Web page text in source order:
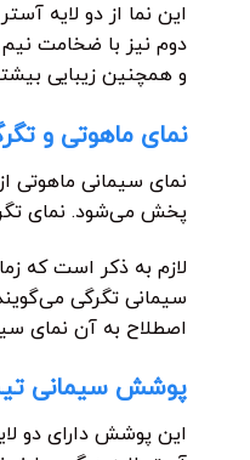
این نما از دو لایه
دوم نیز با ضخامت
و همچنین زیبایی
نمای ماهوتی و
نمای سیمانی
پخش می‌شود. نمای
لازم به ذکر است که
سیمانی تگرگی
اصطلاح به آن نمای
پوشش سیمانی
این پوشش دارای دو